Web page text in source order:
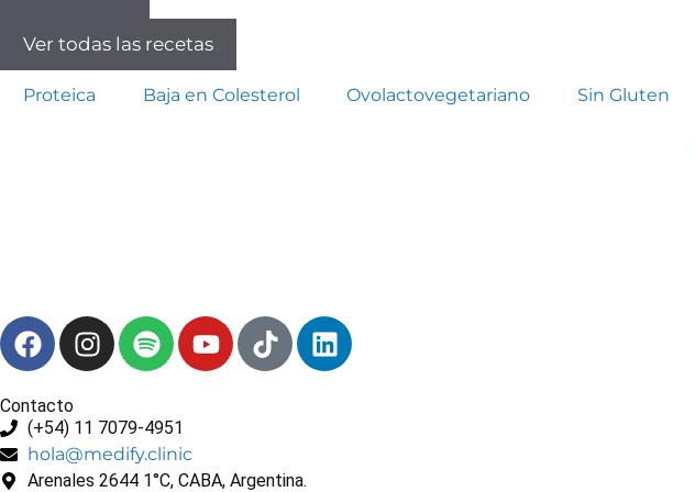
Ver todas las recetas
Proteica Baja en Colesterol Ovolactovegetariano Sin Gluten
Contacto
(+54) 11 7079-4951
hola@medify.clinic
Arenales 2644 1°C, CABA, Argentina.